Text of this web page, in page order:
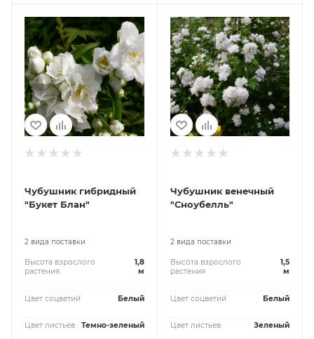
Чубушник гибридный
"Букет Блан"
2 вида поставки
Высота взрослого
растения
1,8
м
Цвет соцветий Белый
Цвет листьев Темно-зеленый
Чубушник венечный
"Сноубелль"
2 вида поставки
Высота взрослого
растения
1,5
м
Цвет соцветий Белый
Цвет листьев Зеленый